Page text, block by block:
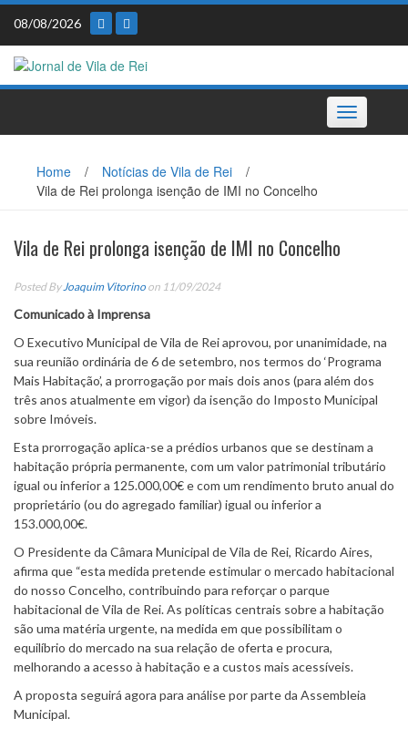
Skip
content
08/08/2026
Toggle
navigation
Home / Notícias de Vila de Rei
/
Vila de Rei prolonga isenção de IMI no Concelho
Vila de Rei prolonga isenção de IMI no Concelho
Posted By Joaquim Vitorino on 11/09/2024
Comunicado à Imprensa
O Executivo Municipal de Vila de Rei aprovou, por unanimidade, na
sua reunião ordinária de 6 de setembro, nos termos do ‘Programa
Mais Habitação’, a prorrogação por mais dois anos (para além dos
três anos atualmente em vigor) da isenção do Imposto Municipal
sobre Imóveis.
Esta prorrogação aplica-se a prédios urbanos que se destinam a
habitação própria permanente, com um valor patrimonial tributário
igual ou inferior a 125.000,00€ e com um rendimento bruto anual do
proprietário (ou do agregado familiar) igual ou inferior a
153.000,00€.
O Presidente da Câmara Municipal de Vila de Rei, Ricardo Aires,
afirma que “esta medida pretende estimular o mercado habitacional
do nosso Concelho, contribuindo para reforçar o parque
habitacional de Vila de Rei. As políticas centrais sobre a habitação
são uma matéria urgente, na medida em que possibilitam o
equilíbrio do mercado na sua relação de oferta e procura,
melhorando a acesso à habitação e a custos mais acessíveis.
A proposta seguirá agora para análise por parte da Assembleia
Municipal.